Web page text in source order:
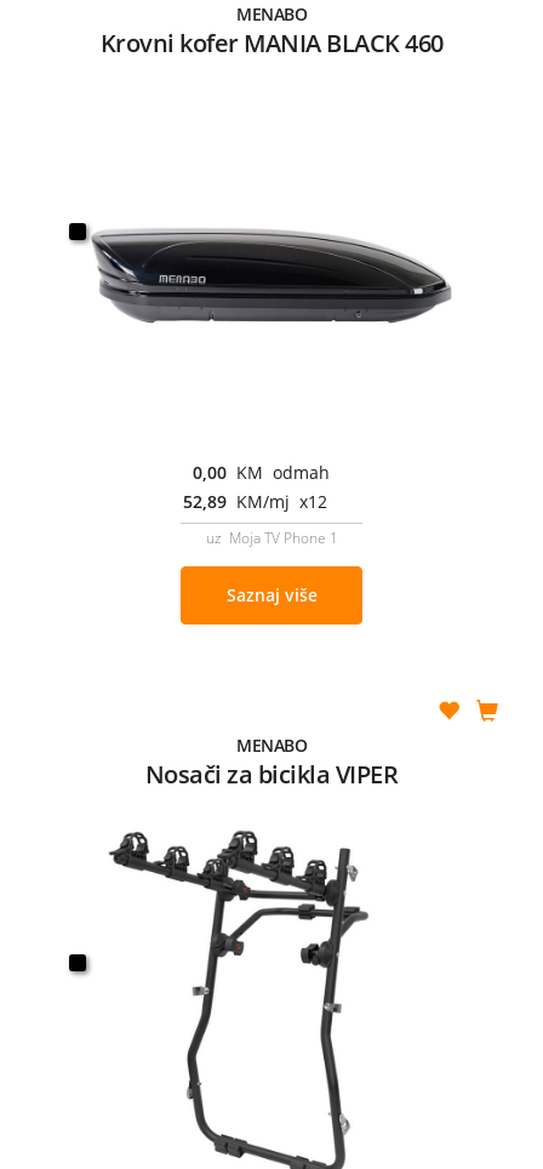
MENABO
Krovni kofer MANIA BLACK 460
0,00 KM odmah
52,89 KM/mj x12
uz Moja TV Phone 1
Saznaj više
MENABO
Nosači za bicikla VIPER